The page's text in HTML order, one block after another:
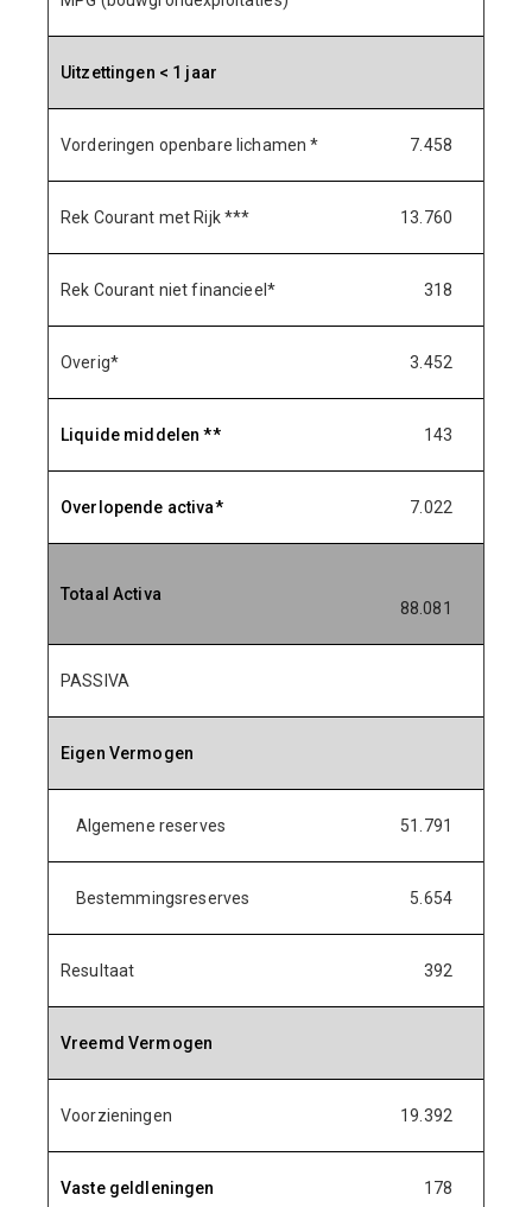
Uitzettingen < 1 jaar
Vorderingen openbare lichamen * 7.458
Rek Courant met Rijk *** 13.760
Rek Courant niet financieel* 318
Overig* 3.452
Liquide middelen ** 143
Overlopende activa* 7.022
Totaal Activa
88.081
PASSIVA
Eigen Vermogen
Algemene reserves 51.791
Bestemmingsreserves 5.654
Resultaat 392
Vreemd Vermogen
Voorzieningen 19.392
Vaste geldleningen 178